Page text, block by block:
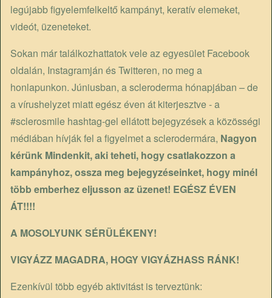
legújabb figyelemfelkeltő kampányt, keratív elemeket,
videót, üzeneteket.
Sokan már találkozhattatok vele az egyesület Facebook
oldalán, Instagramján és Twitteren, no meg a
honlapunkon. Júniusban, a scleroderma hónapjában – de
a vírushelyzet miatt egész éven át kiterjesztve - a
#sclerosmile hashtag-gel ellátott bejegyzések a közösségi
médiában hívják fel a figyelmet a sclerodermára, Nagyon
kérünk Mindenkit, aki teheti, hogy csatlakozzon a
kampányhoz, ossza meg bejegyzéseinket, hogy minél
több emberhez eljusson az üzenet! EGÉSZ ÉVEN
ÁT!!!!
A MOSOLYUNK SÉRÜLÉKENY!
VIGYÁZZ MAGADRA, HOGY VIGYÁZHASS RÁNK!
Ezenkívül több egyéb aktivitást is terveztünk: